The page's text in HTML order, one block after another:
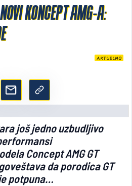
KONCEPT AMG-A:
AKTUELNO
još jedno uzbudljivo
Concept AMG GT
da porodica GT
potpuna…